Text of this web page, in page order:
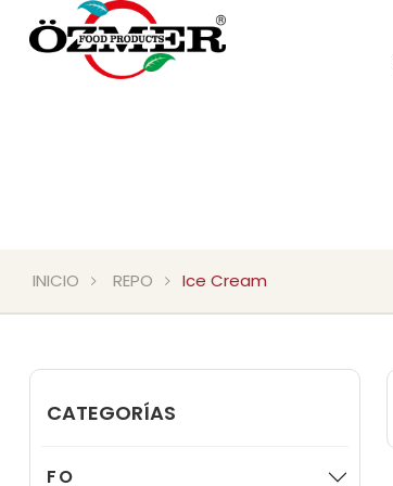
INICIO REPO Ice Cream
CATEGORÍAS
FO